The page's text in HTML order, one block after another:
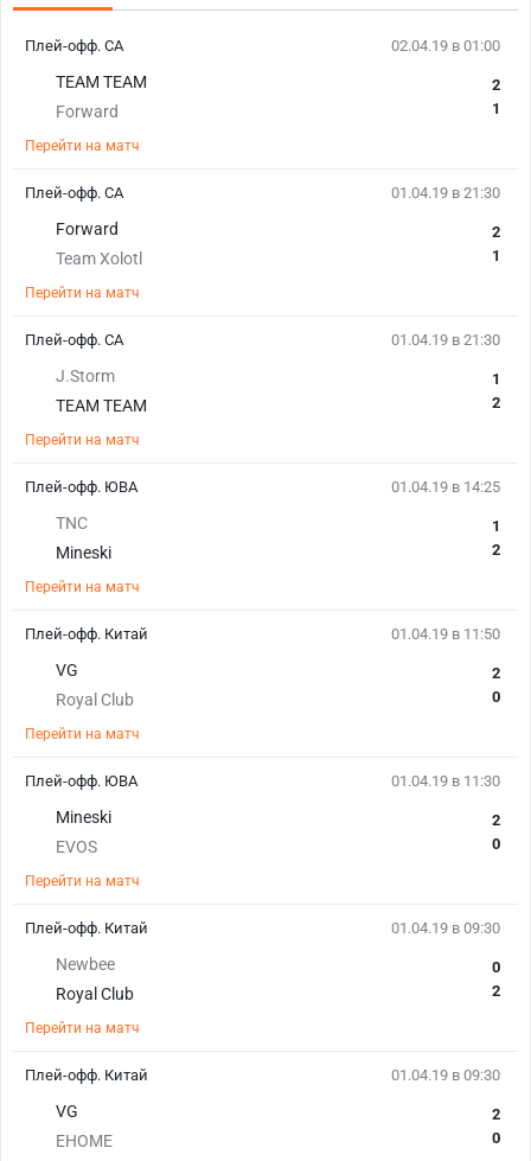
02.04.19 в 01:00
TEAM TEAM
Forward
2
1
Перейти на матч
Плей-офф. СА
01.04.19 в 21:30
Forward
Team Xolotl
2
1
Перейти на матч
Плей-офф. СА
01.04.19 в 21:30
J.Storm
TEAM TEAM
1
2
Перейти на матч
Плей-офф. СА
01.04.19 в 14:25
TNC
Mineski
1
2
Перейти на матч
Плей-офф. ЮВА
01.04.19 в 11:50
VG
Royal Club
2
0
Перейти на матч
Плей-офф. Китай
01.04.19 в 11:30
Mineski
EVOS
2
0
Перейти на матч
Плей-офф. ЮВА
01.04.19 в 09:30
Newbee
Royal Club
0
2
Перейти на матч
Плей-офф. Китай
01.04.19 в 09:30
VG
EHOME
2
0
Плей-офф. Китай